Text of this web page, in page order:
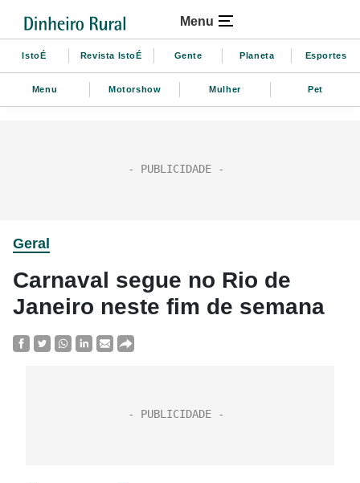
Menu
IstoÉ Revista IstoÉ Gente Planeta Esportes
Menu Motorshow Mulher Pet
Geral
Carnaval segue no Rio de
Janeiro neste fim de semana